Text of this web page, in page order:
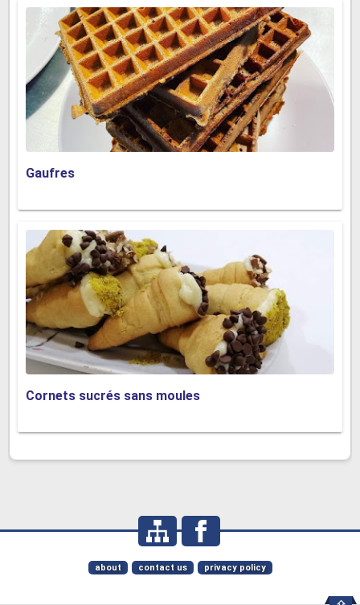
Gaufres
Cornets sucrés sans moules
privacy policy
contact us
about